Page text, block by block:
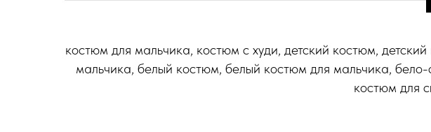
костюм для мальчика, костюм с худи, детский костюм,
мальчика, белый костюм, белый костюм для мальчика,
костюм для